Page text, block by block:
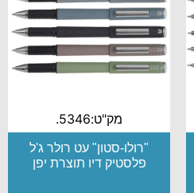
מק"ט:5346.
"רולו-סטון" עט רולר ג'ל
פלסטיק דיו תוצרת יפן